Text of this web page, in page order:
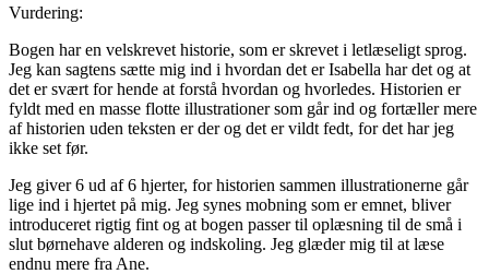
Vurdering:
Bogen har en velskrevet historie, som er skrevet i letlæseligt sprog.
Jeg kan sagtens sætte mig ind i hvordan det er Isabella har det og at
det er svært for hende at forstå hvordan og hvorledes. Historien er
fyldt med en masse flotte illustrationer som går ind og fortæller mere
af historien uden teksten er der og det er vildt fedt, for det har jeg
ikke set før.
Jeg giver 6 ud af 6 hjerter, for historien sammen illustrationerne går
lige ind i hjertet på mig. Jeg synes mobning som er emnet, bliver
introduceret rigtig fint og at bogen passer til oplæsning til de små i
slut børnehave alderen og indskoling. Jeg glæder mig til at læse
endnu mere fra Ane.